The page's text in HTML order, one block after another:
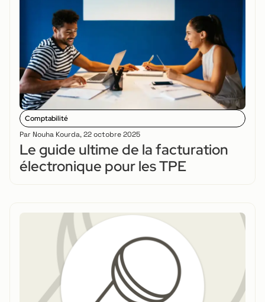
Comptabilité
Par Nouha Kourda,22 octobre 2025
Le guide ultime de la facturation
électronique pour les TPE